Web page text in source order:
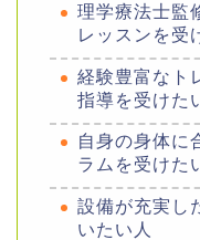
理学療法士監
レッスンを受
経験豊富なト
指導を受けた
自身の身体に
ラムを受けた
設備が充実し
いたい人